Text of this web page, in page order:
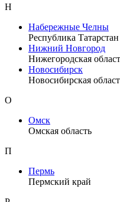
Н
Набережные Челны
Республика Татарстан
Нижний Новгород
Нижегородская
Новосибирск
Новосибирская
О
Омск
Омская область
П
Пермь
Пермский край